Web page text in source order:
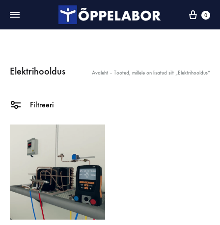
0
Elektrihooldus Avaleht - Tooted, millele on lisatud silt „Elektrihooldus“
Filtreeri